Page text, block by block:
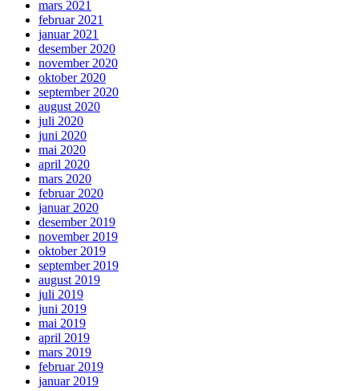
mars 2021
februar 2021
januar 2021
desember 2020
november 2020
oktober 2020
september 2020
august 2020
juli 2020
juni 2020
mai 2020
april 2020
mars 2020
februar 2020
januar 2020
desember 2019
november 2019
oktober 2019
september 2019
august 2019
juli 2019
juni 2019
mai 2019
april 2019
mars 2019
februar 2019
januar 2019